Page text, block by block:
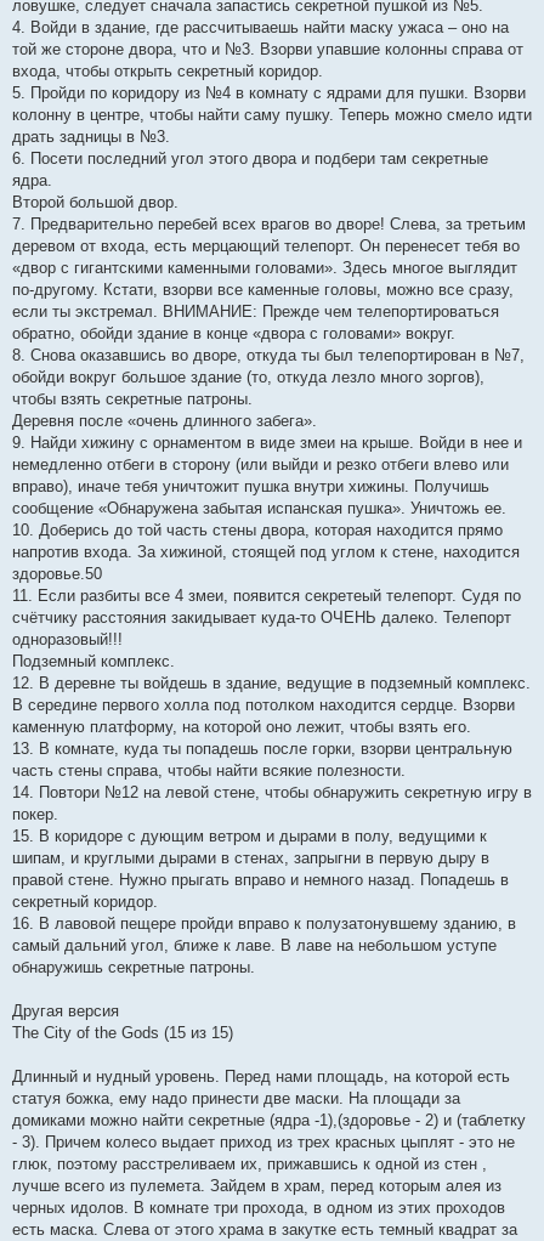
ловушке, следует сначала запастись секретной пушкой из №5.
4. Войди в здание, где рассчитываешь найти маску ужаса – оно на
той же стороне двора, что и №3. Взорви упавшие колонны справа от
входа, чтобы открыть секретный коридор.
5. Пройди по коридору из №4 в комнату с ядрами для пушки. Взорви
колонну в центре, чтобы найти саму пушку. Теперь можно смело идти
драть задницы в №3.
6. Посети последний угол этого двора и подбери там секретные
ядра.
Второй большой двор.
7. Предварительно перебей всех врагов во дворе! Слева, за третьим
деревом от входа, есть мерцающий телепорт. Он перенесет тебя во
«двор с гигантскими каменными головами». Здесь многое выглядит
по-другому. Кстати, взорви все каменные головы, можно все сразу,
если ты экстремал. ВНИМАНИЕ: Прежде чем телепортироваться
обратно, обойди здание в конце «двора с головами» вокруг.
8. Снова оказавшись во дворе, откуда ты был телепортирован в №7,
обойди вокруг большое здание (то, откуда лезло много зоргов),
чтобы взять секретные патроны.
Деревня после «очень длинного забега».
9. Найди хижину с орнаментом в виде змеи на крыше. Войди в нее и
немедленно отбеги в сторону (или выйди и резко отбеги влево или
вправо), иначе тебя уничтожит пушка внутри хижины. Получишь
сообщение «Обнаружена забытая испанская пушка». Уничтожь ее.
10. Доберись до той часть стены двора, которая находится прямо
напротив входа. За хижиной, стоящей под углом к стене, находится
здоровье.50
11. Если разбиты все 4 змеи, появится секретеый телепорт. Судя по
счётчику расстояния закидывает куда-то ОЧЕНЬ далеко. Телепорт
одноразовый!!!
Подземный комплекс.
12. В деревне ты войдешь в здание, ведущие в подземный комплекс.
В середине первого холла под потолком находится сердце. Взорви
каменную платформу, на которой оно лежит, чтобы взять его.
13. В комнате, куда ты попадешь после горки, взорви центральную
часть стены справа, чтобы найти всякие полезности.
14. Повтори №12 на левой стене, чтобы обнаружить секретную игру в
покер.
15. В коридоре с дующим ветром и дырами в полу, ведущими к
шипам, и круглыми дырами в стенах, запрыгни в первую дыру в
правой стене. Нужно прыгать вправо и немного назад. Попадешь в
секретный коридор.
16. В лавовой пещере пройди вправо к полузатонувшему зданию, в
самый дальний угол, ближе к лаве. В лаве на небольшом уступе
обнаружишь секретные патроны.
Другая версия
The City of the Gods (15 из 15)
Длинный и нудный уровень. Перед нами площадь, на которой есть
статуя божка, ему надо принести две маски. На площади за
домиками можно найти секретные (ядра -1),(здоровье - 2) и (таблетку
- 3). Причем колесо выдает приход из трех красных цыплят - это не
глюк, поэтому расстреливаем их, прижавшись к одной из стен ,
лучше всего из пулемета. Зайдем в храм, перед которым алея из
черных идолов. В комнате три прохода, в одном из этих проходов
есть маска. Слева от этого храма в закутке есть темный квадрат за